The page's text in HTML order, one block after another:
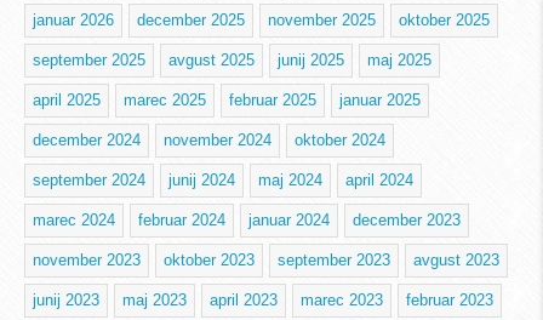
januar 2026 december 2025 november 2025 oktober 2025
september 2025 avgust 2025 junij 2025 maj 2025
april 2025 marec 2025 februar 2025 januar 2025
december 2024 november 2024 oktober 2024
september 2024 junij 2024 maj 2024 april 2024
marec 2024 februar 2024 januar 2024 december 2023
november 2023 oktober 2023 september 2023 avgust 2023
junij 2023 maj 2023 april 2023 marec 2023 februar 2023